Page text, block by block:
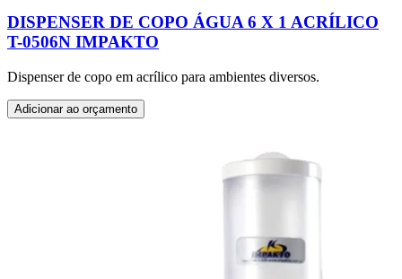
DISPENSER DE COPO ÁGUA 6 X 1 ACRÍLICO
T-0506N IMPAKTO
Dispenser de copo em acrílico para ambientes diversos.
Adicionar ao orçamento